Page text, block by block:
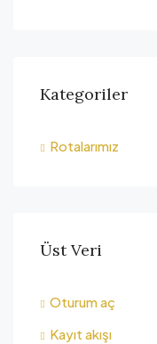
Kategoriler
Rotalarımız
Üst Veri
Oturum aç
Kayıt akışı